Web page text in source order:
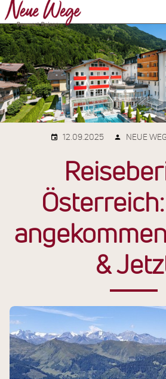
12.09.2025 NEUE
&